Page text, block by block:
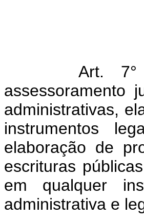
Art. 7°
assessoramento
administrativas,
instrumentos
elaboração de
escrituras
em qualquer
administrativa e